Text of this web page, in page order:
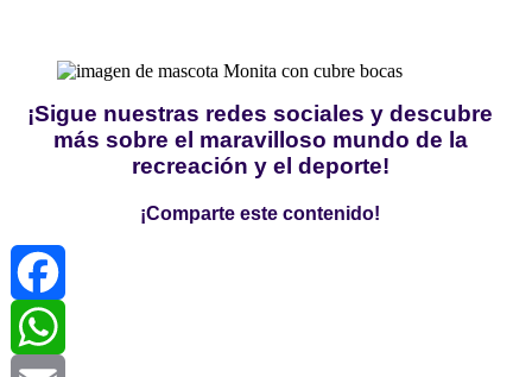
¡Sigue nuestras redes sociales y descubre
más sobre el maravilloso mundo de la
recreación y el deporte!
¡Comparte este contenido!